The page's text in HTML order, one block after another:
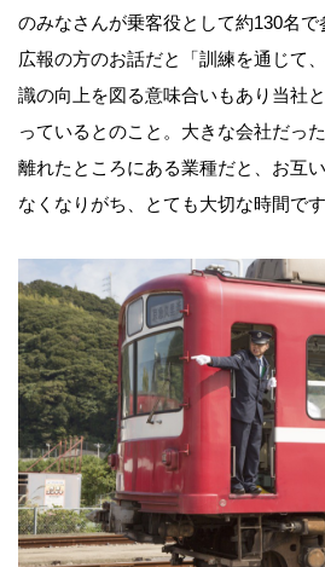
のみなさんが乗客役として約130名で
広報の方のお話だと「訓練を通じて
識の向上を図る意味合いもあり当社
っているとのこと。大きな会社だっ
離れたところにある業種だと、お互
なくなりがち、とても大切な時間です